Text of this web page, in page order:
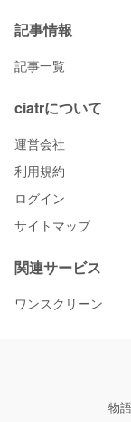
記事情報
記事一覧
ciatrについて
運営会社
利用規約
ログイン
サイトマップ
関連サービス
ワンスクリーン
物